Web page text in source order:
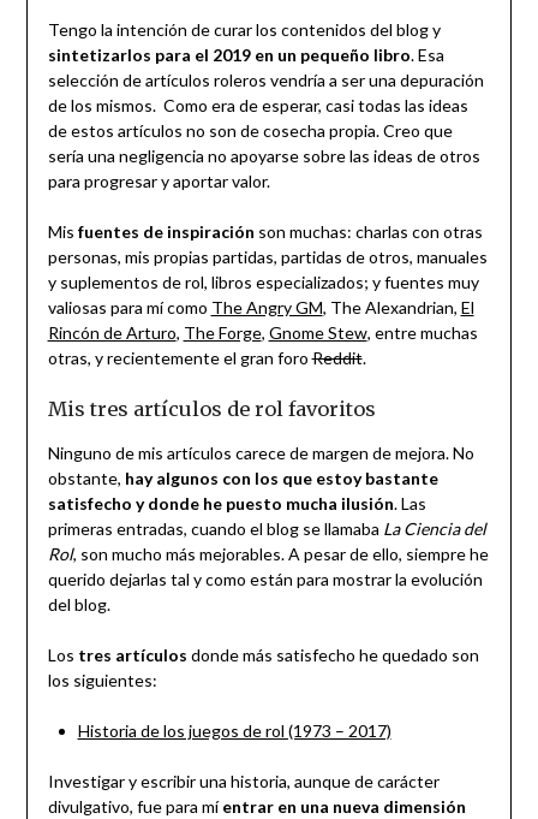
Tengo la intención de curar los contenidos del blog y
sintetizarlos para el 2019 en un pequeño libro. Esa
selección de artículos roleros vendría a ser una depuración
de los mismos. Como era de esperar, casi todas las ideas
de estos artículos no son de cosecha propia. Creo que
sería una negligencia no apoyarse sobre las ideas de otros
para progresar y aportar valor.
Mis fuentes de inspiración son muchas: charlas con otras
personas, mis propias partidas, partidas de otros, manuales
y suplementos de rol, libros especializados; y fuentes muy
valiosas para mí como The Angry GM, The Alexandrian, El
Rincón de Arturo, The Forge, Gnome Stew, entre muchas
otras, y recientemente el gran foroReddit.
Mis tres artículos de rol favoritos
Ninguno de mis artículos carece de margen de mejora. No
obstante, hay algunos con los que estoy bastante
satisfecho y donde he puesto mucha ilusión. Las
primeras entradas, cuando el blog se llamaba La Ciencia del
Rol, son mucho más mejorables. A pesar de ello, siempre he
querido dejarlas tal y como están para mostrar la evolución
del blog.
Los tres artículos donde más satisfecho he quedado son
los siguientes:
Historia de los juegos de rol (1973 – 2017)
Investigar y escribir una historia, aunque de carácter
divulgativo, fue para míentrar en una nueva dimensión